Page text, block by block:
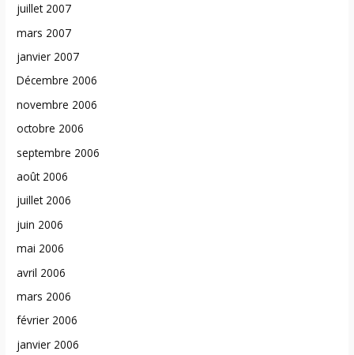
juillet 2007
mars 2007
janvier 2007
Décembre 2006
novembre 2006
octobre 2006
septembre 2006
août 2006
juillet 2006
juin 2006
mai 2006
avril 2006
mars 2006
février 2006
janvier 2006